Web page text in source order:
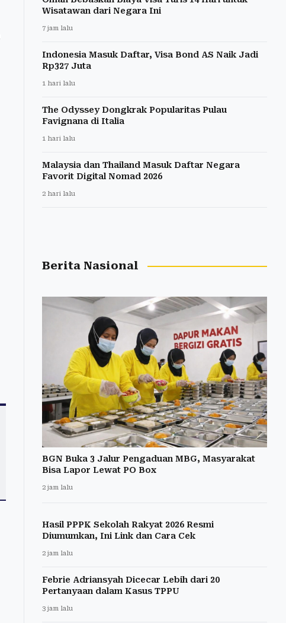
Wisatawan dari Negara Ini
7 jam lalu
Indonesia Masuk Daftar, Visa Bond AS Naik Jadi
Rp327 Juta
1 hari lalu
The Odyssey Dongkrak Popularitas Pulau
Favignana di Italia
1 hari lalu
Malaysia dan Thailand Masuk Daftar Negara
Favorit Digital Nomad 2026
2 hari lalu
Berita Nasional
BGN Buka 3 Jalur Pengaduan MBG, Masyarakat
Bisa Lapor Lewat PO Box
2 jam lalu
Hasil PPPK Sekolah Rakyat 2026 Resmi
Diumumkan, Ini Link dan Cara Cek
2 jam lalu
Febrie Adriansyah Dicecar Lebih dari 20
Pertanyaan dalam Kasus TPPU
3 jam lalu